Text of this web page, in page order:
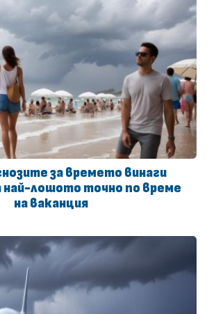
за времето винаги
лошото точно по време
на ваканция